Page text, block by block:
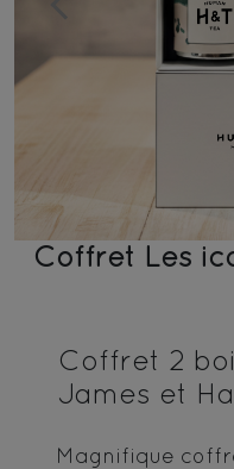
Coffret Les
Coffret 2
James et
Magnifique